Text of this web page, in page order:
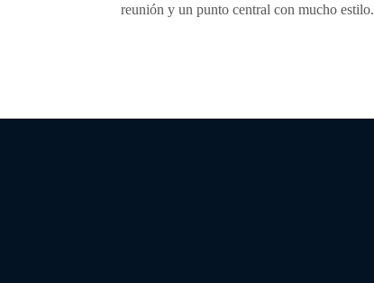
reunión y un punto central con mucho estilo.